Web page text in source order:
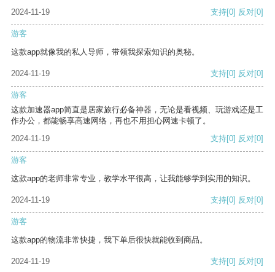
2024-11-19 支持[0] 反对[0]
游客
这款app就像我的私人导师，带领我探索知识的奥秘。
2024-11-19 支持[0] 反对[0]
游客
这款加速器app简直是居家旅行必备神器，无论是看视频、玩游戏还是工
作办公，都能畅享高速网络，再也不用担心网速卡顿了。
2024-11-19
支持[0] 反对[0]
游客
这款app的老师非常专业，教学水平很高，让我能够学到实用的知识。
2024-11-19 支持[0] 反对[0]
游客
这款app的物流非常快捷，我下单后很快就能收到商品。
2024-11-19 支持[0] 反对[0]